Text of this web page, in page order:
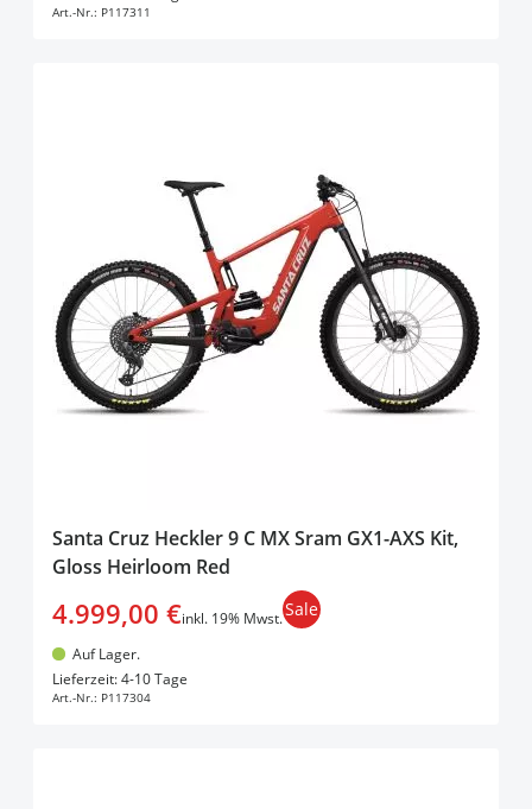
Art.-Nr.: P117311
Santa Cruz Heckler 9 C MX Sram GX1-AXS Kit,
Gloss Heirloom Red
4.999,00 €inkl. 19% Mwst.Sale
Auf Lager.
Lieferzeit: 4-10 Tage
Art.-Nr.: P117304